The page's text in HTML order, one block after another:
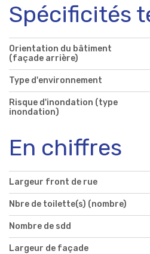
Spécificités
Orientation du bâtiment
(façade arrière)
Type d'environnement
Risque d'inondation (type
inondation)
En chiffres
Largeur front de rue
Nbre de toilette(s) (nombre)
Nombre de sdd
Largeur de façade